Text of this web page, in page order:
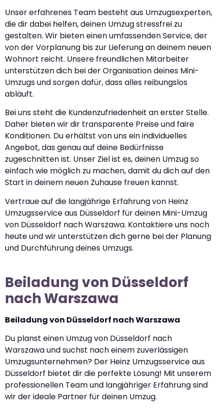
Unser erfahrenes Team besteht aus Umzugsexperten,
die dir dabei helfen, deinen Umzug stressfrei zu
gestalten. Wir bieten einen umfassenden Service, der
von der Vorplanung bis zur Lieferung an deinem neuen
Wohnort reicht. Unsere freundlichen Mitarbeiter
unterstützen dich bei der Organisation deines Mini-
Umzugs und sorgen dafür, dass alles reibungslos
abläuft.
Bei uns steht die Kundenzufriedenheit an erster Stelle.
Daher bieten wir dir transparente Preise und faire
Konditionen. Du erhältst von uns ein individuelles
Angebot, das genau auf deine Bedürfnisse
zugeschnitten ist. Unser Ziel ist es, deinen Umzug so
einfach wie möglich zu machen, damit du dich auf den
Start in deinem neuen Zuhause freuen kannst.
Vertraue auf die langjährige Erfahrung von Heinz
Umzugsservice aus Düsseldorf für deinen Mini-Umzug
von Düsseldorf nach Warszawa. Kontaktiere uns noch
heute und wir unterstützen dich gerne bei der Planung
und Durchführung deines Umzugs.
Beiladung von Düsseldorf
nach Warszawa
Beiladung von Düsseldorf nach Warszawa
Du planst einen Umzug von Düsseldorf nach
Warszawa und suchst nach einem zuverlässigen
Umzugsunternehmen? Der Heinz Umzugsservice aus
Düsseldorf bietet dir die perfekte Lösung! Mit unserem
professionellen Team und langjähriger Erfahrung sind
wir der ideale Partner für deinen Umzug.